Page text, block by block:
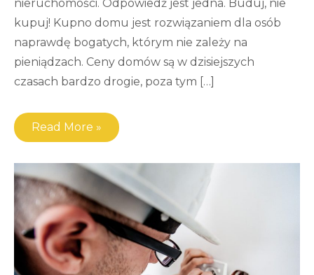
nieruchomości. Odpowiedź jest jedna. Buduj, nie
kupuj! Kupno domu jest rozwiązaniem dla osób
naprawdę bogatych, którym nie zależy na
pieniądzach. Ceny domów są w dzisiejszych
czasach bardzo drogie, poza tym […]
Read More »